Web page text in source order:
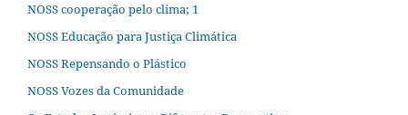
NOSS cooperação pelo clima; 1
NOSS Educação para Justiça Climática
NOSS Repensando o Plástico
NOSS Vozes da Comunidade